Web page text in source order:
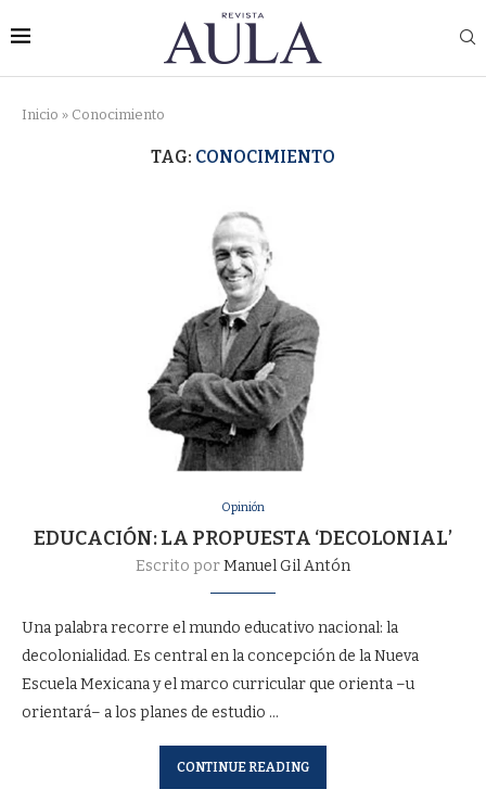
Inicio » Conocimiento
TAG: CONOCIMIENTO
Opinión
EDUCACIÓN: LA PROPUESTA ‘DECOLONIAL’
Escrito porManuel Gil Antón
Una palabra recorre el mundo educativo nacional: la
decolonialidad. Es central en la concepción de la Nueva
Escuela Mexicana y el marco curricular que orienta –u
orientará– a los planes de estudio …
CONTINUE READING